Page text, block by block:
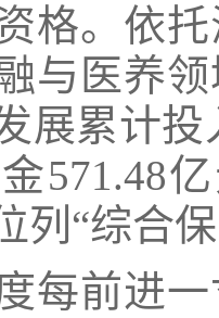
格。 依
与医养
展累计投
571.48
列“综合
每前进